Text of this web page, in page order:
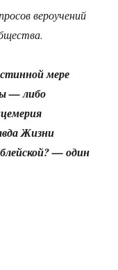
вероучений
мере
— либо
Жизни
— один